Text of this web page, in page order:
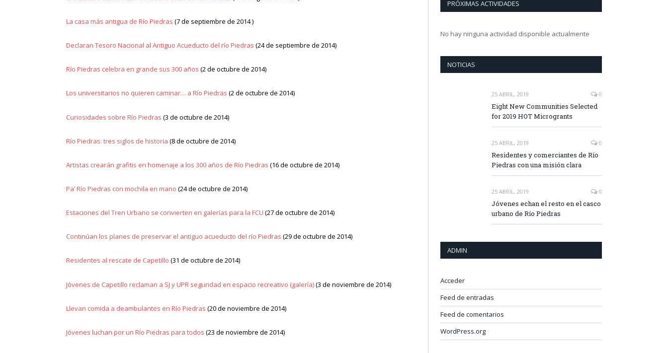
La casa más antigua de Río Piedras (7 de septiembre de 2014 )
Declaran Tesoro Nacional al Antiguo Acueducto del río Piedras (24 de septiembre de 2014)
Río Piedras celebra en grande sus 300 años (2 de octubre de 2014)
Los universitarios no quieren caminar… a Río Piedras (2 de octubre de 2014)
Curiosidades sobre Río Piedras (3 de octubre de 2014)
Río Piedras: tres siglos de historia (8 de octubre de 2014)
Artistas crearán grafitis en homenaje a los 300 años de Río Piedras (16 de octubre de 2014)
Pa’ Río Piedras con mochila en mano (24 de octubre de 2014)
Estaciones del Tren Urbano se convierten en galerías para la FCU (27 de octubre de 2014)
Continúan los planes de preservar el antiguo acueducto del río Piedras (29 de octubre de 2014)
Residentes al rescate de Capetillo (31 de octubre de 2014)
Jóvenes de Capetillo reclaman a SJ y UPR seguridad en espacio recreativo (galería)(3 de noviembre de 2014)
Llevan comida a deambulantes en Río Piedras (20 de noviembre de 2014)
Jóvenes luchan por un Río Piedras para todos (23 de noviembre de 2014)
PRÓXIMAS ACTIVIDADES
No hay ninguna actividad disponible actualmente
NOTICIAS
25 ABRIL, 2019 0
Eight New Communities Selected
for 2019 HOT Microgrants
25 ABRIL, 2019 0
Residentes y comerciantes de Río
Piedras con una misión clara
25 ABRIL, 2019 0
Jóvenes echan el resto en el casco
urbano de Río Piedras
ADMIN
Acceder
Feed de entradas
Feed de comentarios
WordPress.org